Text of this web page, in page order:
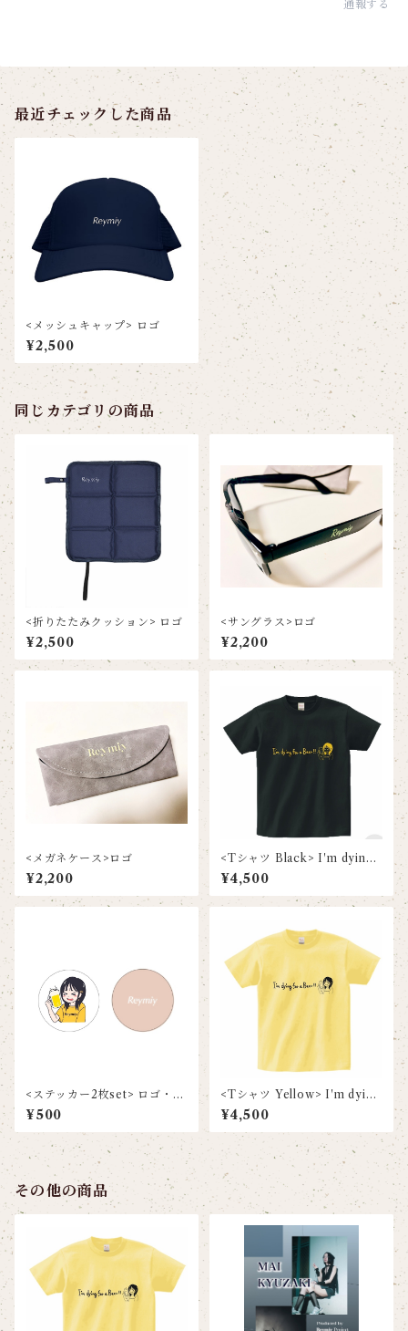
通報する
最近チェックした商品
<メッシュキャップ> ロゴ
¥2,500
同じカテゴリの商品
<折りたたみクッション> ロゴ
¥2,500
<サングラス>ロゴ
¥2,200
<メガネケース>ロゴ
¥2,200
<Tシャツ Black> I′m dying
for a Beer
¥4,500
<ステッカー2枚set> ロゴ・R
eymiyちゃん
¥500
<Tシャツ Yellow> I′m dying
for a Beer
¥4,500
その他の商品